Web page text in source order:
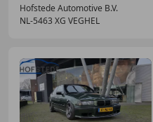
Hofstede Automotive B.V.
NL-5463 XG VEGHEL